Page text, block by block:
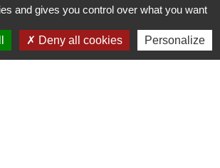
de-merris.fr
and gives you control over what you want
Deny all cookies Personalize